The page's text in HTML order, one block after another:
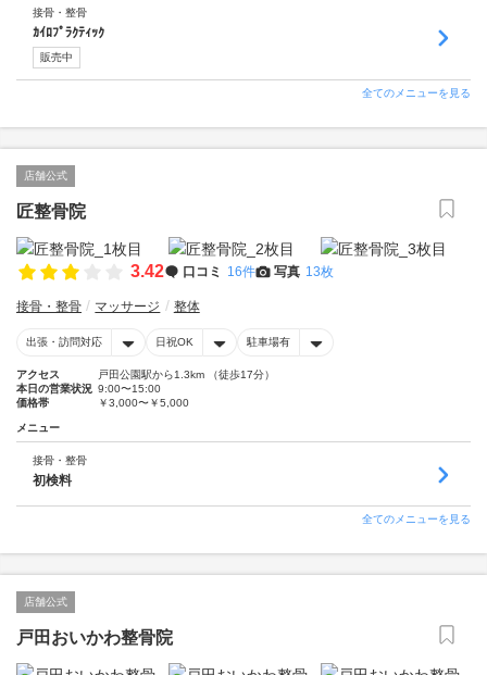
接骨・整骨
ｶｲﾛﾌﾟﾗｸﾃｨｯｸ
販売中
全てのメニューを見る
店舗公式
匠整骨院
3.42 口コミ 16件 写真 13枚
接骨・整骨 マッサージ 整体
出張・訪問対応 日祝OK 駐車場有
アクセス
戸田公園駅から1.3km （徒歩17分）
本日の営業状況 9:00〜15:00
価格帯
￥3,000〜￥5,000
メニュー
接骨・整骨
初検料
全てのメニューを見る
店舗公式
戸田おいかわ整骨院